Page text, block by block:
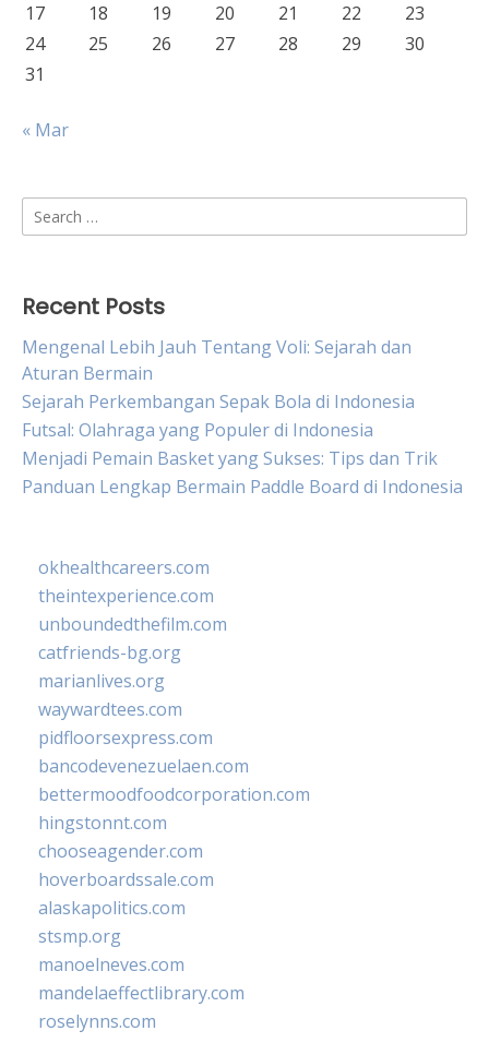
17
18 19 20 21 22
23
24
25 26 27 28 29
30
31
« Mar
Search
for:
Recent Posts
Mengenal Lebih Jauh Tentang Voli: Sejarah dan
Aturan Bermain
Sejarah Perkembangan Sepak Bola di Indonesia
Futsal: Olahraga yang Populer di Indonesia
Menjadi Pemain Basket yang Sukses: Tips dan Trik
Panduan Lengkap Bermain Paddle Board di Indonesia
okhealthcareers.com
theintexperience.com
unboundedthefilm.com
catfriends-bg.org
marianlives.org
waywardtees.com
pidfloorsexpress.com
bancodevenezuelaen.com
bettermoodfoodcorporation.com
hingstonnt.com
chooseagender.com
hoverboardssale.com
alaskapolitics.com
stsmp.org
manoelneves.com
mandelaeffectlibrary.com
roselynns.com